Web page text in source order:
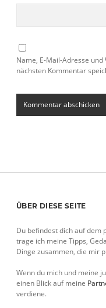
Name, E-Mail-Adresse
nächsten Kommentar
Sidebar
ÜBER DIESE SEITE
Du befindest dich auf dem
trage ich meine Tipps,
Dinge zusammen, die mir
Wenn du mich und meine
einen Blick auf meine
verdiene.